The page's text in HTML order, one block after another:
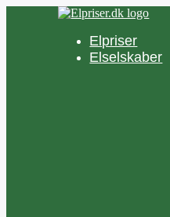
Elpriser
Elselskaber